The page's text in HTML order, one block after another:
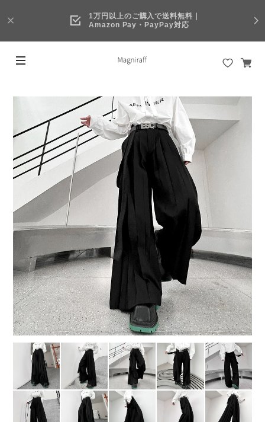
1万円以上のご購入で送料無料｜
Amazon Pay・PayPay対応